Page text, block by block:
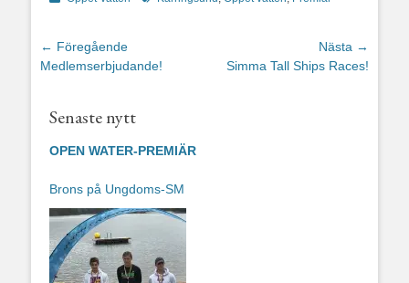
Inläggsnavigering
← Föregående
Föregående
Medlemserbjudande!
Nästa →
NästaSimma Tall Ships Races!
Senaste nytt
OPEN WATER-PREMIÄR
Brons på Ungdoms-SM